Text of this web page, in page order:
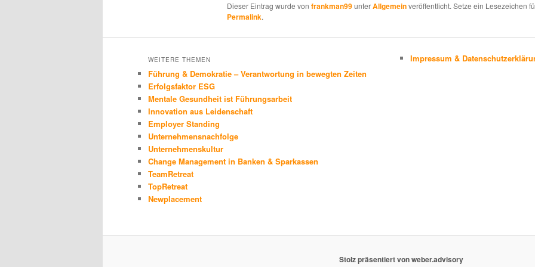
Dieser Eintrag wurde von frankman99unterAllgemeinveröffentlicht. Setze ein Lesezeichen
Permalink.
WEITERE THEMEN
Führung & Demokratie – Verantwortung in bewegten Zeiten
Erfolgsfaktor ESG
Mentale Gesundheit ist Führungsarbeit
Innovation aus Leidenschaft
Employer Standing
Unternehmensnachfolge
Unternehmenskultur
Change Management in Banken & Sparkassen
TeamRetreat
TopRetreat
Newplacement
Impressum &
Stolz präsentiert von weber.advisory